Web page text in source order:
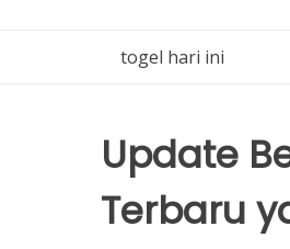
togel hari ini
Update
Terbaru